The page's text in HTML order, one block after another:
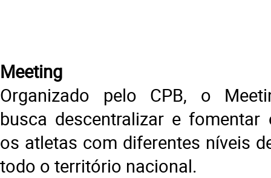
Meeting
Organizado pelo CPB, o
busca descentralizar e
os atletas com diferentes níveis
todo o território nacional.